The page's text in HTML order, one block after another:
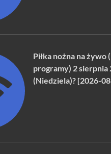
Piłka nożna na żywo
programy) 2 sierpnia
(Niedziela)? [2026-